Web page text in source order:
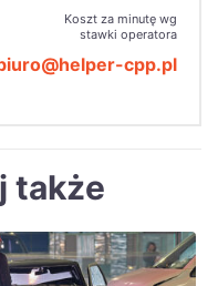
Koszt za minutę wg
stawki operatora
cpp.pl
także